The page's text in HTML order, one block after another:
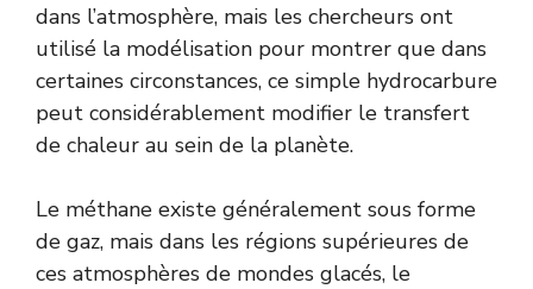
dans l’atmosphère, mais les chercheurs ont
utilisé la modélisation pour montrer que dans
certaines circonstances, ce simple hydrocarbure
peut considérablement modifier le transfert
de chaleur au sein de la planète.
Le méthane existe généralement sous forme
de gaz, mais dans les régions supérieures de
ces atmosphères de mondes glacés, le